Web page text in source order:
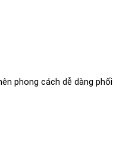
phong cách dễ dàng phối